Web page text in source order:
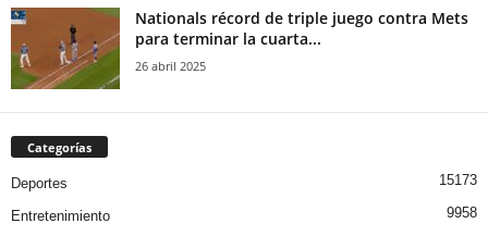
Nationals récord de triple juego contra Mets
para terminar la cuarta...
26 abril 2025
Categorías
Deportes 15173
Entretenimiento 9958